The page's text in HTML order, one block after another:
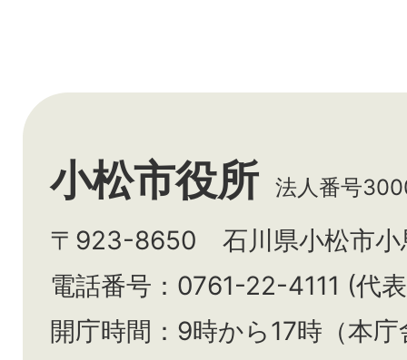
小松市役所 法人番号
〒923-8650 石川県小松市小
電話番号：0761-22-4111 (代
開庁時間：9時から17時（本